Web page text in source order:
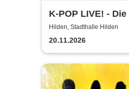
K-POP LIVE! -
Moves. Die Show.
Hilden, Stadthalle Hilden
20.11.2026